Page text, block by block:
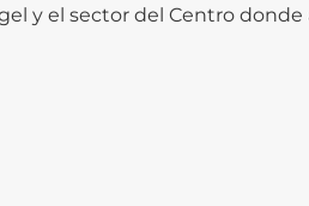
y el sector del Centro